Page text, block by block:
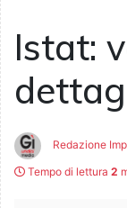
Istat:
Redazione
Tempo di lettura 2